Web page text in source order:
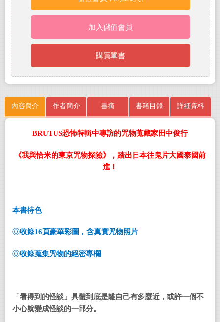
加入儲值會員
購買單書
內容簡介 作者簡介 書摘 書籍目錄 詳細資料
BRUTUS恐怖特輯中專訪的咒物蒐藏家田中俊行
《我與恰米的東京咒物探險》，踏出日本往鬼片大國泰國前
進！
本書特色
Ⓞ收錄16頁豪華彩圖，含真實咒物照片
Ⓞ收錄蒐集咒物的絕密專欄
「看得到的怪談」具體到底是離自己有多麼近，或許一個不
小心就變成怪談的一部分。